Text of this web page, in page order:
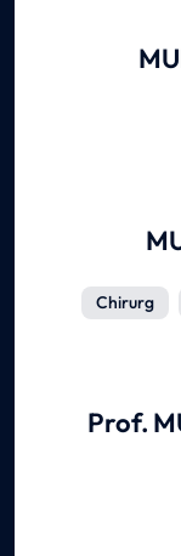
Chirurg
Prof.